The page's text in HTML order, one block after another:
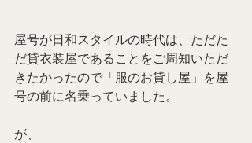
屋号が日和スタイルの時代は、ただた
だ貸衣装屋であることをご周知いただ
きたかったので「服のお貸し屋」を屋
号の前に名乗っていました。
が、